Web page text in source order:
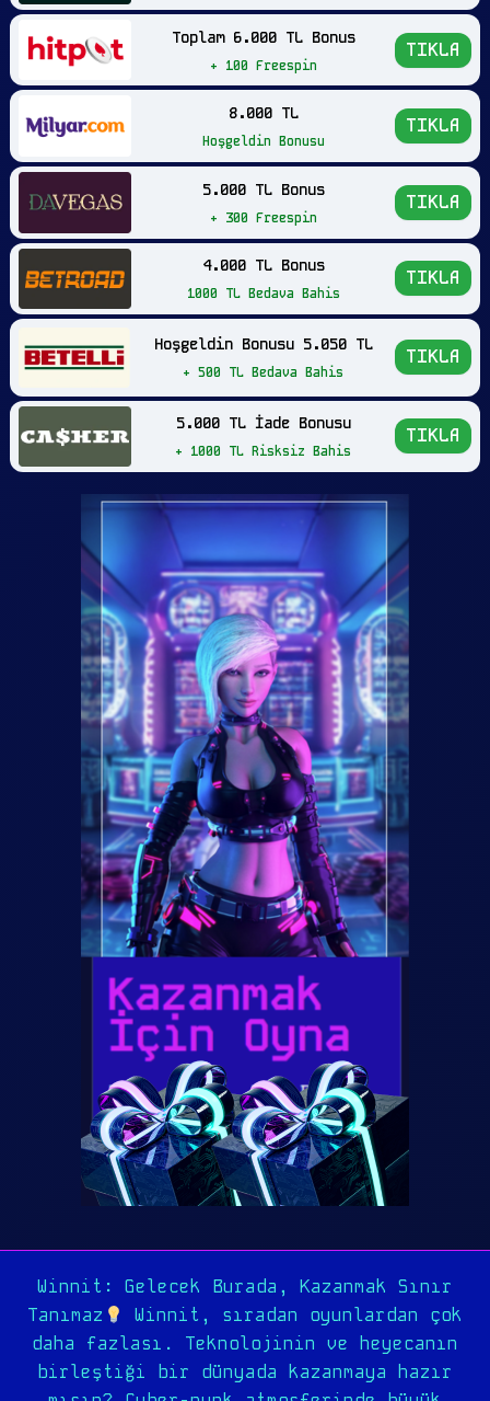
Toplam 6.000 TL Bonus
+ 100 Freespin
TIKLA
8.000 TL
Hoşgeldin Bonusu
TIKLA
5.000 TL Bonus
+ 300 Freespin
TIKLA
4.000 TL Bonus
1000 TL Bedava Bahis
TIKLA
Hoşgeldin Bonusu 5.050 TL
+ 500 TL Bedava Bahis
TIKLA
5.000 TL İade Bonusu
+ 1000 TL Risksiz Bahis
TIKLA
Winnit: Gelecek Burada, Kazanmak Sınır
Tanımaz
Winnit, sıradan oyunlardan çok
daha fazlası. Teknolojinin ve heyecanın
birleştiği bir dünyada kazanmaya hazır